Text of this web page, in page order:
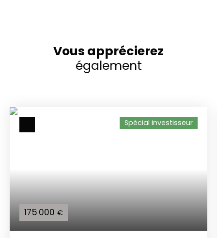
Vous apprécierez
également
175 000 €
Spécial investisseur